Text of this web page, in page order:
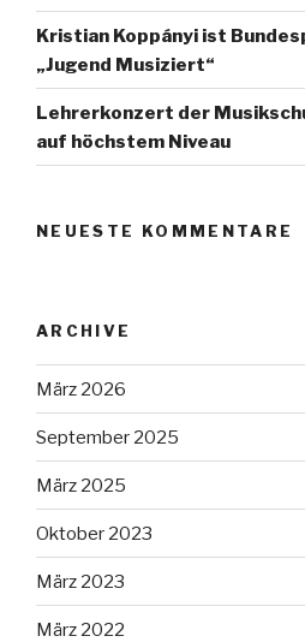
Kristian Koppányi ist
„Jugend Musiziert“
Lehrerkonzert der
auf höchstem Niveau
NEUESTE KOMMENTARE
ARCHIVE
März 2026
September 2025
März 2025
Oktober 2023
März 2023
März 2022